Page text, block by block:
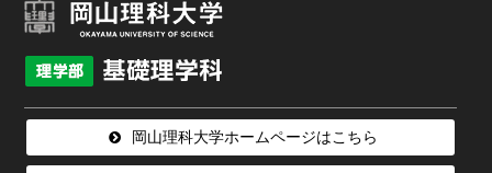
岡山理科大学ホームページはこちら